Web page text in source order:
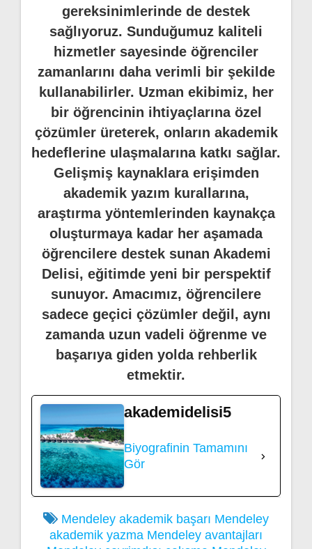
gereksinimlerinde de destek
sağlıyoruz. Sunduğumuz kaliteli
hizmetler sayesinde öğrenciler
zamanlarını daha verimli bir şekilde
kullanabilirler. Uzman ekibimiz, her
bir öğrencinin ihtiyaçlarına özel
çözümler üreterek, onların akademik
hedeflerine ulaşmalarına katkı sağlar.
Gelişmiş kaynaklara erişimden
akademik yazım kurallarına,
araştırma yöntemlerinden kaynakça
oluşturmaya kadar her aşamada
öğrencilere destek sunan Akademi
Delisi, eğitimde yeni bir perspektif
sunuyor. Amacımız, öğrencilere
sadece geçici çözümler değil, aynı
zamanda uzun vadeli öğrenme ve
başarıya giden yolda rehberlik
etmektir.
akademidelisi5
Biyografinin Tamamını
Gör
Mendeley akademik başarı Mendeley
akademik yazma Mendeley avantajları